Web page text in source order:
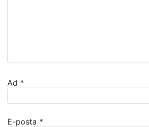
Ad *
E-posta *